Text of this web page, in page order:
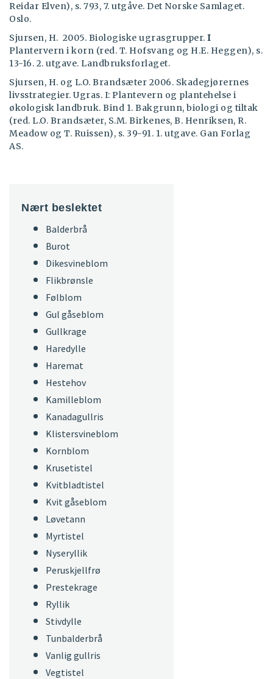
Reidar Elven), s. 793, 7. utgåve. Det Norske Samlaget.
Oslo.
Sjursen, H. 2005. Biologiske ugrasgrupper. I
Plantervern i korn (red. T. Hofsvang og H.E. Heggen), s.
13-16. 2. utgave. Landbruksforlaget.
Sjursen, H. og L.O. Brandsæter 2006. Skadegjørernes
livsstrategier. Ugras. I: Plantevern og plantehelse i
økologisk landbruk. Bind 1. Bakgrunn, biologi og tiltak
(red. L.O. Brandsæter, S.M. Birkenes, B. Henriksen, R.
Meadow og T. Ruissen), s. 39-91. 1. utgave. Gan Forlag
AS.
Nært beslektet
Balderbrå
Burot
Dikesvineblom
Flikbrønsle
Følblom
Gul gåseblom
Gullkrage
Haredylle
Haremat
Hestehov
Kamilleblom
Kanadagullris
Klistersvineblom
Kornblom
Krusetistel
Kvitbladtistel
Kvit gåseblom
Løvetann
Myrtistel
Nyseryllik
Peruskjellfrø
Prestekrage
Ryllik
Stivdylle
Tunbalderbrå
Vanlig gullris
Vegtistel